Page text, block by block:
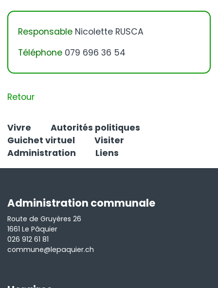
Responsable Nicolette RUSCA
Téléphone 079 696 36 54
Retour
Vivre
Autorités politiques
Guichet virtuel
Visiter
Administration
Liens
Administration communale
Route de Gruyères 26
1661 Le Pâquier
026 912 61 81
commune@lepaquier.ch